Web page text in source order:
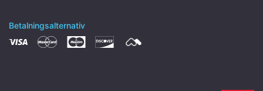
Betalningsalternativ